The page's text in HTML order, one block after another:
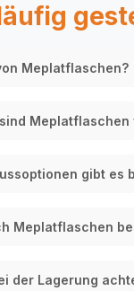
Meplatflaschen?
gibt es
Meplatflaschen
der Lagerung